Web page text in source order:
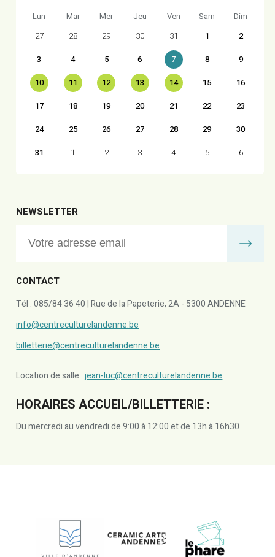
Lun Mar Mer Jeu Ven Sam
Dim
27
28 29 30 31 1
2
3
4 5 6 7 8
9
10
11 12 13 14 15
16
17
18 19 20 21 22
23
24
25 26 27 28 29
30
31
1 2 3 4 5 6
NEWSLETTER
CONTACT
Tél : 085/84 36 40 | Rue de la Papeterie, 2A - 5300 ANDENNE
info@centreculturelandenne.be
billetterie@centreculturelandenne.be
Location de salle :jean-luc@centreculturelandenne.be
HORAIRES ACCUEIL/BILLETTERIE :
Du mercredi au vendredi de 9:00 à 12:00 et de 13h à 16h30